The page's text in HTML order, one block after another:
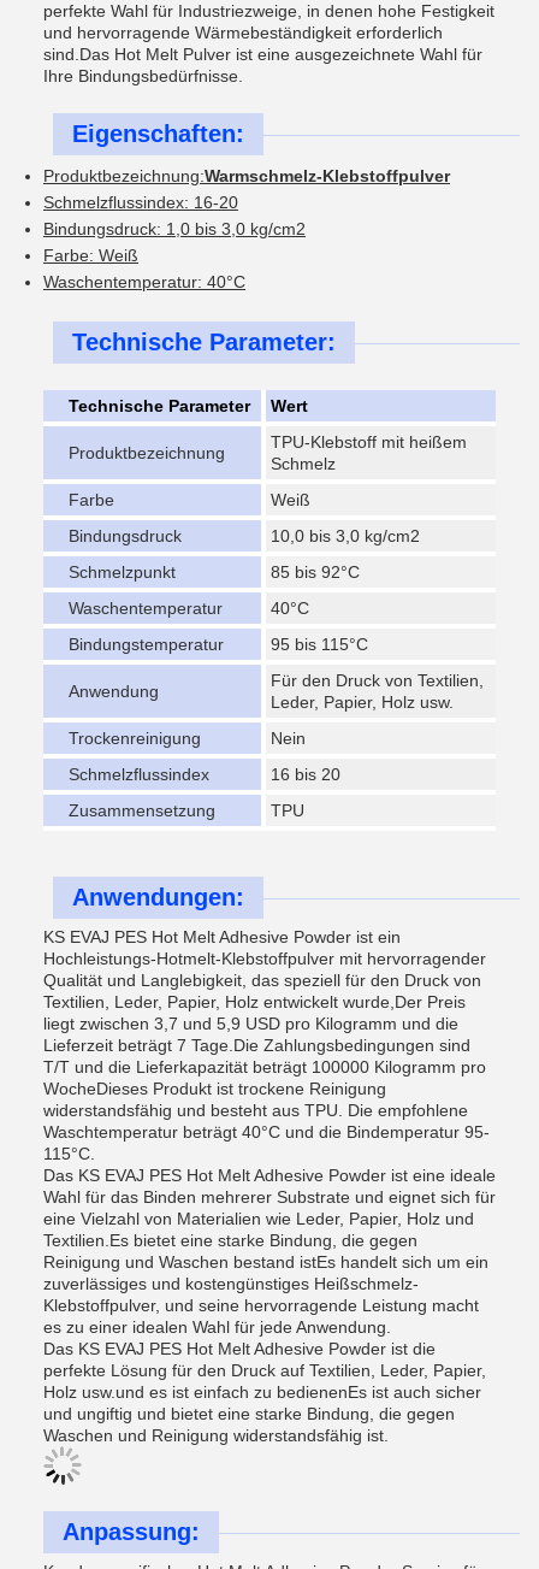
perfekte Wahl für Industriezweige, in denen hohe Festigkeit
und hervorragende Wärmebeständigkeit erforderlich
sind.Das Hot Melt Pulver ist eine ausgezeichnete Wahl für
Ihre Bindungsbedürfnisse.
Eigenschaften:
Produktbezeichnung:Warmschmelz-Klebstoffpulver
Schmelzflussindex: 16-20
Bindungsdruck: 1,0 bis 3,0 kg/cm2
Farbe: Weiß
Waschentemperatur: 40°C
Technische Parameter:
Technische Parameter Wert
Produktbezeichnung
TPU-Klebstoff mit heißem
Schmelz
Farbe
Weiß
Bindungsdruck
10,0 bis 3,0 kg/cm2
Schmelzpunkt
85 bis 92°C
Waschentemperatur
40°C
Bindungstemperatur
95 bis 115°C
Anwendung
Für den Druck von Textilien,
Leder, Papier, Holz usw.
Trockenreinigung
Nein
Schmelzflussindex
16 bis 20
Zusammensetzung
TPU
Anwendungen:
KS EVAJ PES Hot Melt Adhesive Powder ist ein
Hochleistungs-Hotmelt-Klebstoffpulver mit hervorragender
Qualität und Langlebigkeit, das speziell für den Druck von
Textilien, Leder, Papier, Holz entwickelt wurde,Der Preis
liegt zwischen 3,7 und 5,9 USD pro Kilogramm und die
Lieferzeit beträgt 7 Tage.Die Zahlungsbedingungen sind
T/T und die Lieferkapazität beträgt 100000 Kilogramm pro
WocheDieses Produkt ist trockene Reinigung
widerstandsfähig und besteht aus TPU. Die empfohlene
Waschtemperatur beträgt 40°C und die Bindemperatur 95-
115°C.
Das KS EVAJ PES Hot Melt Adhesive Powder ist eine ideale
Wahl für das Binden mehrerer Substrate und eignet sich für
eine Vielzahl von Materialien wie Leder, Papier, Holz und
Textilien.Es bietet eine starke Bindung, die gegen
Reinigung und Waschen bestand istEs handelt sich um ein
zuverlässiges und kostengünstiges Heißschmelz-
Klebstoffpulver, und seine hervorragende Leistung macht
es zu einer idealen Wahl für jede Anwendung.
Das KS EVAJ PES Hot Melt Adhesive Powder ist die
perfekte Lösung für den Druck auf Textilien, Leder, Papier,
Holz usw.und es ist einfach zu bedienenEs ist auch sicher
und ungiftig und bietet eine starke Bindung, die gegen
Waschen und Reinigung widerstandsfähig ist.
Anpassung: